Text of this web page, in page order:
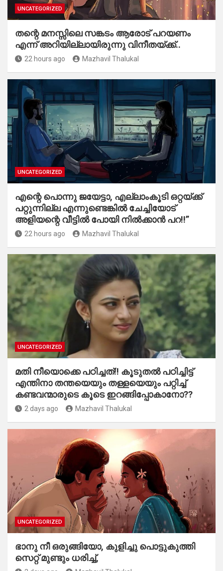
UNCATEGORIZED
തന്റെ മനസ്സിലെ സങ്കടം ആരോട് പറയണം
എന്ന് അറിയില്ലായിരുന്നു വിനീതയ്ക്ക്..
22 hours ago Mazhavil Thalukal
UNCATEGORIZED
എന്റെ പൊന്നു ജയേട്ടാ, എല്ലാംകൂടി ഒറ്റയ്ക്ക്
പറ്റുന്നില്ല എന്നുണ്ടെങ്കിൽ ചേച്ചിയോട്
അളിയന്റെ വീട്ടിൽ പോയി നിൽക്കാൻ പറ!!”
22 hours ago Mazhavil Thalukal
UNCATEGORIZED
മതി നീയൊക്കെ പഠിച്ചത്!! കൂടുതൽ പഠിച്ചിട്ട്
എന്തിനാ തന്തയെയും തള്ളയെയും പറ്റിച്ച്
കണ്ടവന്മാരുടെ കൂടെ ഇറങ്ങിപ്പോകാനോ??
2 days ago Mazhavil Thalukal
UNCATEGORIZED
ഭാനു നീ ഒരുങ്ങിയോ, കുളിച്ചു പൊട്ടുകുത്തി
സെറ്റ് മുണ്ടും ധരിച്ച്,